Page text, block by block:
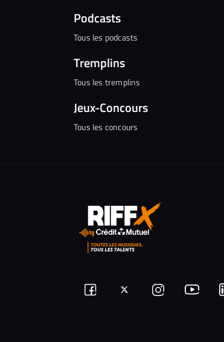
Podcasts
Tous les podcasts
Tremplins
Tous les tremplins
Jeux-Concours
Tous les concours
Suivez-Suivez-Nous
Nous